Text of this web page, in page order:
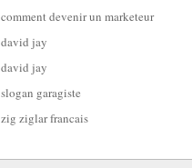
comment devenir un marketeur
david jay
david jay
slogan garagiste
zig ziglar francais